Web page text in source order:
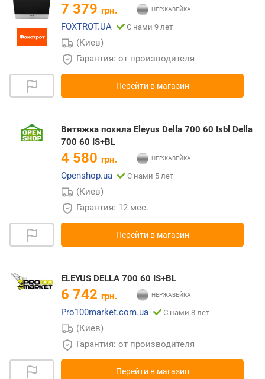
7 379 грн.
FOXTROT.UA
С нами 9 лет
(Киев)
Гарантия: от производителя
Перейти в магазин
Витяжка похила Eleyus Della 700 60 Isbl Della
700 60 IS+BL
4 580 грн.
Openshop.ua
С нами 5 лет
(Киев)
Гарантия: 12 мес.
Перейти в магазин
ELEYUS DELLA 700 60 IS+BL
6 742 грн.
Pro100market.com.ua
С нами 8 лет
(Киев)
Гарантия: от производителя
Перейти в магазин